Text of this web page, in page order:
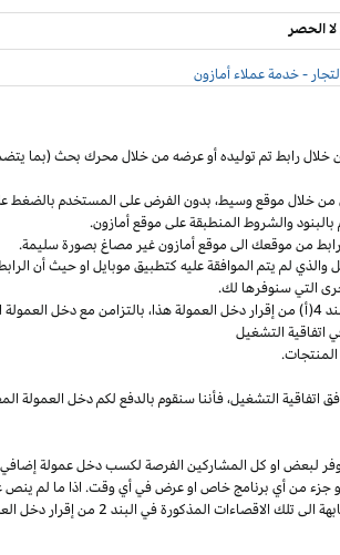
الحصر
- خدمة عملاء أمازون
خلال رابط تم توليده أو عرضه من خلال محرك بحث (بما
من خلال موقعوسيط، بدون الفرض على المستخدم بالضغط
بالبنودوالشروط المنطبقةعلى موقع أمازون.
من موقعك الى موقع أمازون غير مصاغ بصورة سليمة.
والذي لم يتم الموافقة عليه كتطبيق موبايل او حيثأن
التي سنوفرها لك.
هذا، بالتزامن مع دخل
اتفاقية التشغيل
اتفاقية التشغيل،فأننا سنقوم بالدفع لكم دخل العمولة
لبعض او كل المشاركين الفرصة لكسب دخل عمولة
او جزء من أي برنامج خاص او عرض في أي وقت. اذا ما لم ينص
الى تلك الاقصاءات المذكورة في البند 2 من إقرار دخل